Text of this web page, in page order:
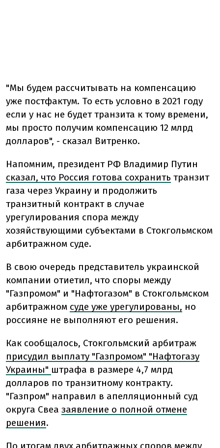
"Мы будем рассчитывать на компенсацию
уже постфактум. То есть условно в 2021 году
если у нас не будет транзита к тому времени,
мы просто получим компенсацию 12 млрд
долларов", - сказал Витренко.
Напомним, президент РФ Владимир Путин
сказал, что Россия готова сохранить транзит
газа через Украину и продолжить
транзитный контракт в случае
урегулирования спора между
хозяйствующими субъектами в Стокгольмском
арбитражном суде.
В свою очередь представитель украинской
компании отиетил, что споры между
"Газпромом" и "Нафтогазом" в Стокгольмском
арбитражном суде уже урегулированы, но
россияне не выполняют его решения.
Как сообщалось, Стокгольмский арбитраж
присудил выплату "Газпромом" "Нафтогазу
Украины" штрафа в размере 4,7 млрд
долларов по транзитному контракту.
"Газпром" направил в апелляционный суд
округа Свеа заявление о полной отмене
решения.
По итогам двух арбитражных споров между